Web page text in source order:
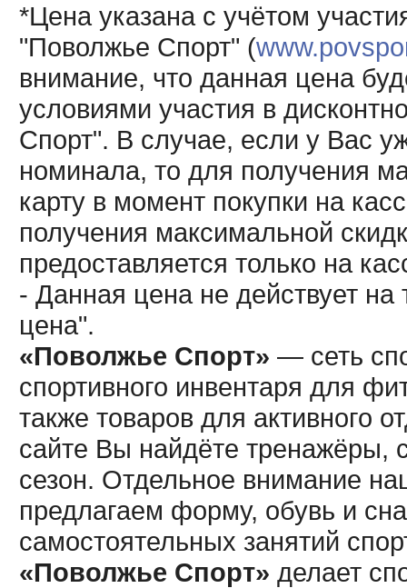
*Цена указана с учётом
"Поволжье Спорт" (
внимание, что данная цена
условиями участия в
Спорт". В случае, если у Вас
номинала, то для получения
карту в момент покупки на
получения максимальной
предоставляется только на
- Данная цена не действует
цена".
«Поволжье Спорт» — сеть
спортивного инвентаря для
также товаров для активного
сайте Вы найдёте тренажёры,
сезон. Отдельное внимание
предлагаем форму, обувь и
самостоятельных занятий
«Поволжье Спорт» делает